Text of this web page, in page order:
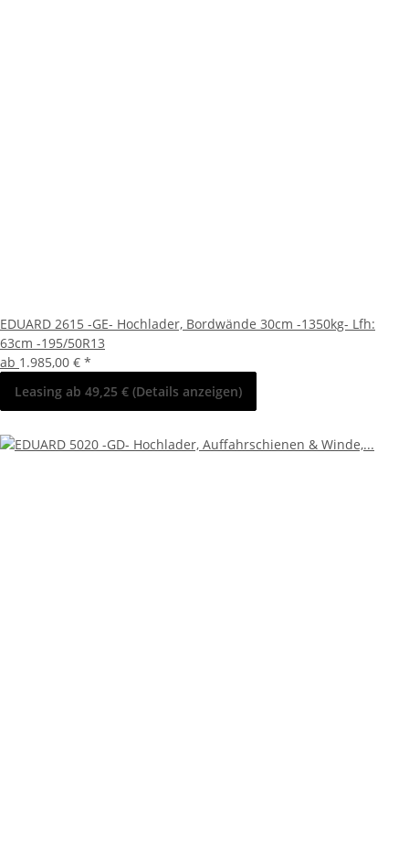
EDUARD 2615 -GE- Hochlader, Bordwände 30cm -1350kg- Lfh:
63cm -195/50R13
ab 1.985,00 € *
Leasing ab 49,25 € (Details anzeigen)